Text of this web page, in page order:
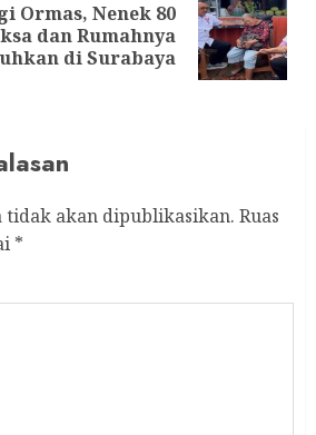
Ormas, Nenek 80
dan Rumahnya
di Surabaya
tidak akan dipublikasikan. Ruas
*